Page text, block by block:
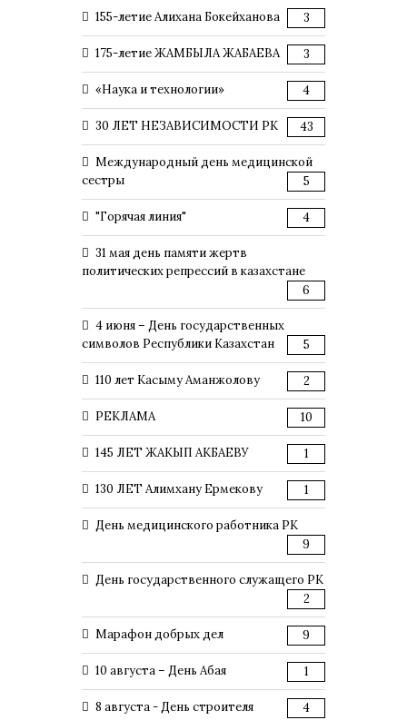
155-летие Алихана Бокейханова 3
175-летие ЖАМБЫЛА ЖАБАЕВА 3
«Наука и технологии» 4
30 ЛЕТ НЕЗАВИСИМОСТИ РК 43
Международный день медицинской
сестры
5
"Горячая линия" 4
31 мая день памяти жертв
политических репрессий в казахстане
6
4 июня – День государственных
символов Республики Казахстан
5
110 лет Касыму Аманжолову 2
РЕКЛАМА 10
145 ЛЕТ ЖАКЫП АКБАЕВУ 1
130 ЛЕТ Алимхану Ермекову 1
День медицинского работника РК
9
День государственного служащего РК
2
Марафон добрых дел 9
10 августа – День Абая 1
8 августа - День строителя 4